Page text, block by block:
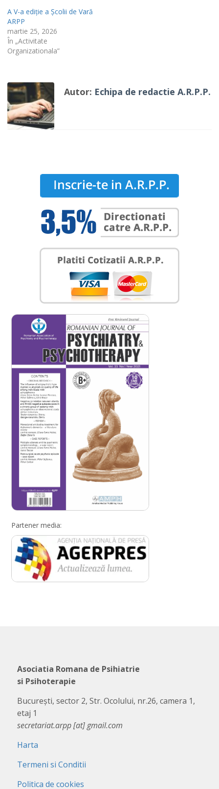
A V-a ediție a Școlii de Vară
ARPP
martie 25, 2026
În „Activitate
Organizationala”
Autor: Echipa de redactie A.R.P.P.
Partener media:
Asociatia Romana de Psihiatrie
si Psihoterapie
București, sector 2, Str. Ocolului, nr.26, camera 1,
etaj 1
secretariat.arpp [at] gmail.com
Harta
Termeni si Conditii
Politica de cookies